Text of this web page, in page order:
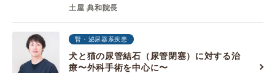
土屋 典和院長
腎・泌尿器系疾患
犬と猫の尿管結石（尿管閉塞）に対する治
療〜外科手術を中心に〜